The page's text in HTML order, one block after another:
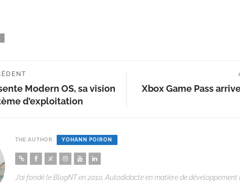
Modern OS, sa vision
d’exploitation
Xbox Game Pass
THE AUTHOR YOHANN POIRON
J’ai fondé le BlogNT en 2010. Autodidacte en matière de développement